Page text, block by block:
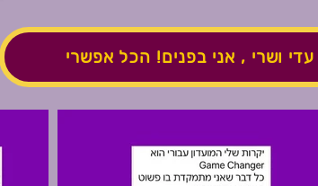
עדי ושרי , אני בפנים! הכל אפשרי